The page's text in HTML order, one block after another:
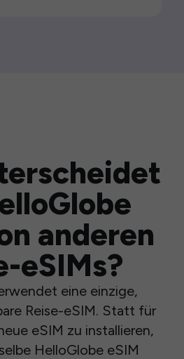
anderen
eSIMs?
eine einzige,
Reise-eSIM. Statt für
eSIM zu installieren,
HelloGlobe eSIM